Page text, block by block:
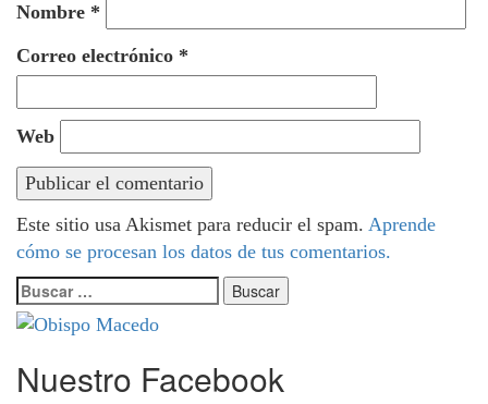
Nombre *
Correo electrónico *
Web
Este sitio usa Akismet para reducir el spam. Aprende
cómo se procesan los datos de tus comentarios.
Buscar:
Nuestro Facebook